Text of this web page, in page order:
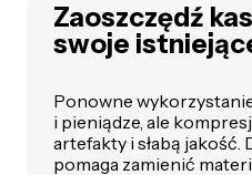
Zaoszczędź
swoje
Ponowne
i pieniądze, ale
artefakty i słabą
pomaga zamienić